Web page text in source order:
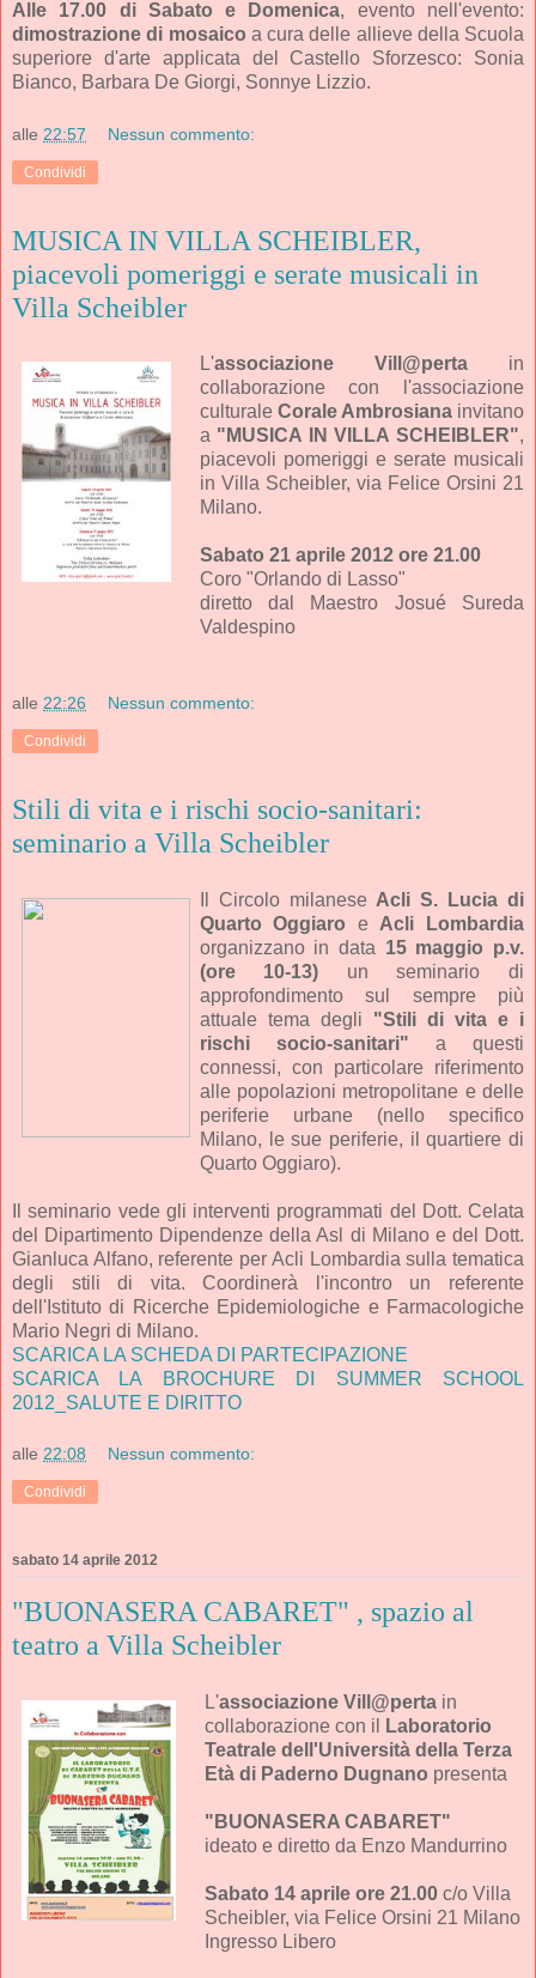
Alle 17.00 di Sabato e Domenica, evento nell'evento:
dimostrazione di mosaico a cura delle allieve della Scuola
superiore d'arte applicata del Castello Sforzesco: Sonia
Bianco, Barbara De Giorgi, Sonnye Lizzio.
alle 22:57 Nessun commento:
Condividi
MUSICA IN VILLA SCHEIBLER,
piacevoli pomeriggi e serate musicali in
Villa Scheibler
L'associazione Vill@pertain
collaborazione con l'associazione
culturale Corale Ambrosiana invitano
a "MUSICA IN VILLA SCHEIBLER",
piacevoli pomeriggi e serate musicali
in Villa Scheibler, via Felice Orsini 21
Milano.
Sabato 21 aprile 2012 ore 21.00
Coro "Orlando di Lasso"
diretto dal Maestro Josué Sureda
Valdespino
alle 22:26 Nessun commento:
Condividi
Stili di vita e i rischi socio-sanitari:
seminario a Villa Scheibler
Il Circolo milanese Acli S. Lucia di
Quarto Oggiaro e Acli Lombardia
organizzano in data 15 maggio p.v.
(ore 10-13) un seminario di
approfondimento sul sempre più
attuale tema degli "Stili di vita e i
rischi socio-sanitari" a questi
connessi, con particolare riferimento
alle popolazioni metropolitane e delle
periferie urbane (nello specifico
Milano, le sue periferie, il quartiere di
Quarto Oggiaro).
Il seminario vede gli interventi programmati del Dott. Celata
del Dipartimento Dipendenze della Asl di Milano e del Dott.
Gianluca Alfano, referente per Acli Lombardia sulla tematica
degli stili di vita. Coordinerà l'incontro un referente
dell'Istituto di Ricerche Epidemiologiche e Farmacologiche
Mario Negri di Milano.
SCARICA LA SCHEDA DI PARTECIPAZIONE
SCARICA LA BROCHURE DI SUMMER SCHOOL
2012_SALUTE E DIRITTO
alle 22:08 Nessun commento:
Condividi
sabato 14 aprile 2012
"BUONASERA CABARET" , spazio al
teatro a Villa Scheibler
L'associazione Vill@pertain
collaborazione con il
Laboratorio
Teatrale dell'Università della Terza
Età di Paderno Dugnano presenta
"BUONASERA CABARET"
ideato e diretto da Enzo Mandurrino
Sabato 14 aprile ore 21.00c/o Villa
Scheibler, via Felice Orsini 21 Milano
Ingresso Libero